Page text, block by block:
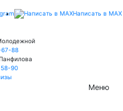
Написать в MAX
88
90
Меню